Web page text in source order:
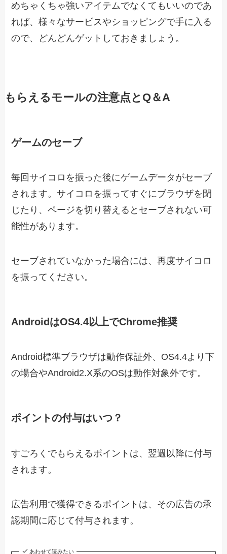
めちゃくちゃ強いアイテムでなくてもいいのであ
れば、様々なサービスやショッピングで手に入る
ので、どんどんゲットしておきましょう。
もらえるモールの注意点とQ＆A
ゲームのセーブ
毎回サイコロを振った後にゲームデータがセーブ
されます。サイコロを振ってすぐにブラウザを閉
じたり、ページを切り替えるとセーブされない可
能性があります。
セーブされていなかった場合には、再度サイコロ
を振ってください。
AndroidはOS4.4以上でChrome推奨
Android標準ブラウザは動作保証外、OS4.4より下
の場合やAndroid2.X系のOSは動作対象外です。
ポイントの付与はいつ？
すごろくでもらえるポイントは、翌週以降に付与
されます。
広告利用で獲得できるポイントは、その広告の承
認期間に応じて付与されます。
あわせて読みたい